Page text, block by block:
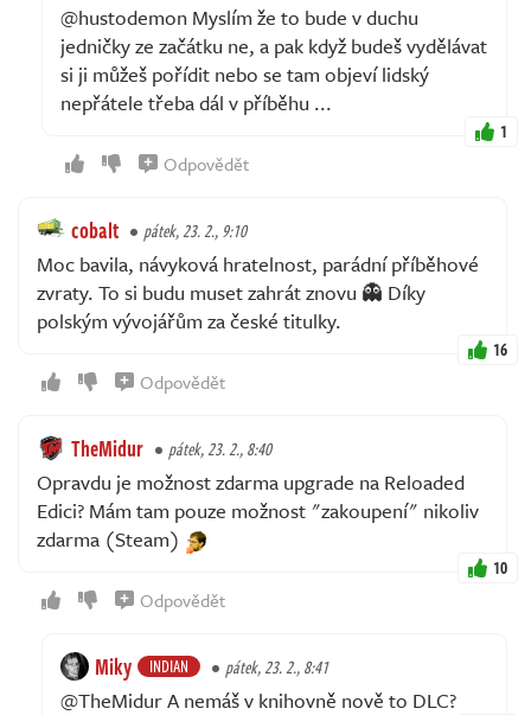
@hustodemon Myslím že to bude v duchu
jedničky ze začátku ne, a pak když budeš vydělávat
si ji můžeš pořídit nebo se tam objeví lidský
nepřátele třeba dál v příběhu ...
1
Odpovědět
cobalt pátek, 23. 2., 9:10
Moc bavila, návyková hratelnost, parádní příběhové
zvraty. To si budu muset zahrát znovu 👻 Díky
polským vývojářům za české titulky.
16
Odpovědět
TheMidur pátek, 23. 2., 8:40
Opravdu je možnost zdarma upgrade na Reloaded
Edici? Mám tam pouze možnost "zakoupení" nikoliv
zdarma (Steam)
10
Odpovědět
Miky INDIAN pátek, 23. 2., 8:41
@TheMidur A nemáš v knihovně nově to DLC?